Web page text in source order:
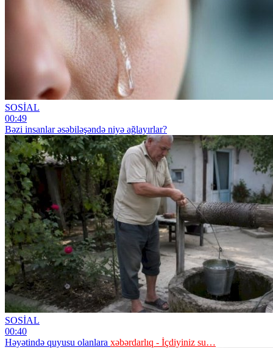
SOSİAL
00:49
Bəzi insanlar əsəbiləşəndə niyə ağlayırlar?
SOSİAL
00:40
Həyətində quyusu olanlara xəbərdarlıq - İçdiyiniz su…